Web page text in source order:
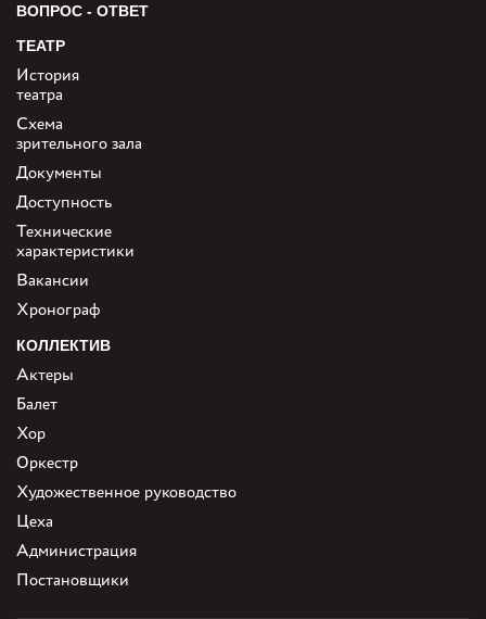
ВОПРОС - ОТВЕТ
ТЕАТР
История
театра
Схема
зрительного зала
Документы
Доступность
Технические
характеристики
Вакансии
Хронограф
КОЛЛЕКТИВ
Актеры
Балет
Хор
Оркестр
Художественное руководство
Цеха
Администрация
Постановщики